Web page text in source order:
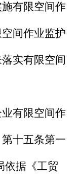
有限空间作
间作业监护
实有限空间
业有限空间作
十五条第一
依据《工贸